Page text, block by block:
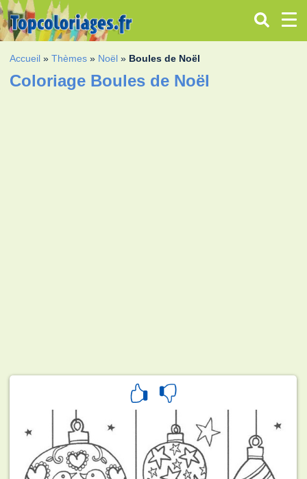
Accueil »Thèmes » Noël » Boules de Noël
Coloriage Boules de Noël